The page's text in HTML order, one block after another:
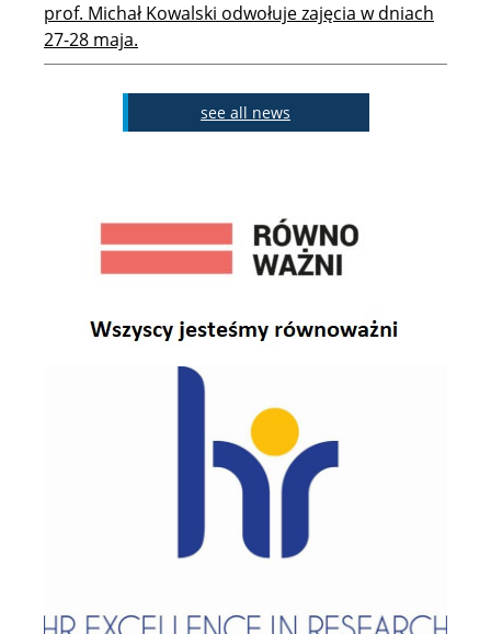
I stopień: socjologia
II stopień: socjologia
II stopień: język i społeczeństwo
II stopień: socjologia życia publicznego d.
socjologia interwencji społecznych
Niezbędne kompetencje cyfrowe
Gdzie się pracuje po socjologii
Interesariusze zewnętrzni
prof. Michał Kowalski odwołuje zajęcia w dniach
27-28 maja.
see all news